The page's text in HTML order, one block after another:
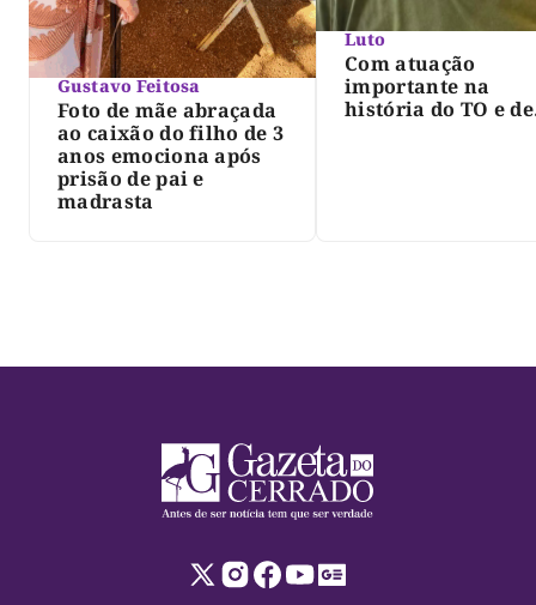
Gustavo Feitosa
Foto de mãe abraçada
ao caixão do filho de 3
anos emociona após
prisão de pai e
madrasta
Luto
Com atuação
importante na
história do TO e de